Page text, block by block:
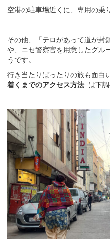
空港の駐車場近くに、専用の乗
その他、「テロがあって道が封
や、ニセ警察官を用意したグル
うです。
行き当たりばったりの旅も面白
着くまでのアクセス方法 は下